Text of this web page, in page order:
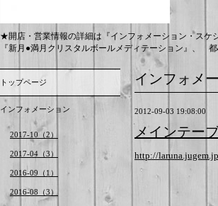
★開店・営業情報の詳細は『インフォメーション・ス
『新月●満月クリスタルボールメディテーション』、
インフォメ
2012-09-03 19:08:00
メインテー
http://
トップページ
インフォメーション
2017-10（2）
2017-04（3）
2016-09（1）
2016-08（3）